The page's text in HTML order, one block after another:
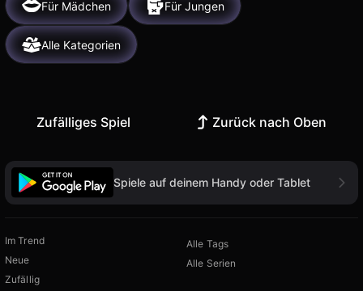
Für Mädchen Für Jungen
Alle Kategorien
Zufälliges Spiel Zurück nach Oben
Spiele auf deinem Handy oder Tablet
Im Trend
Neue
Zufällig
Alle Tags
Alle Serien